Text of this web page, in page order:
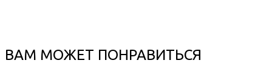
ВАМ МОЖЕТ ПОНРАВИТЬСЯ